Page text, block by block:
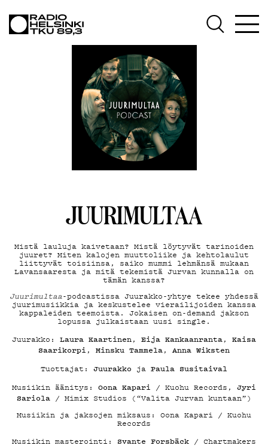
TEKIJÄT
ON-
DEMAND
JUURIMULTAA
Mistä lauluja kaivetaan? Mistä löytyvät tarinoiden
juuret? Miten kalojen muuttoliike ja kehtolaulut
liittyvät toisiinsa, saiko mummi lehmänsä mukaan
Lavansaaresta ja mitä tekemistä Jurvan kunnalla on
tämän kanssa?
Juurimultaa-podcastissa Juurakko-yhtye tekee yhdessä
juurimusiikkia ja keskustelee vierailijoiden kanssa
kappaleiden teemoista. Jokaisen on-demand jakson
lopussa julkaistaan uusi single.
Juurakko: Laura Kaartinen, Eija Kankaanranta, Kaisa
Saarikorpi , Minsku Tammela, Anna Wiksten
Tuottajat: Juurakko ja Paula Susitaival
Musiikin äänitys: Oona Kapari / Kuohu Records,
Jyri
Sariola / Mimix Studios (“Valita Jurvan kuntaan”)
Musiikin ja jaksojen miksaus: Oona Kapari / Kuohu
Records
Musiikin masterointi: Svante Forsbäck / Chartmakers